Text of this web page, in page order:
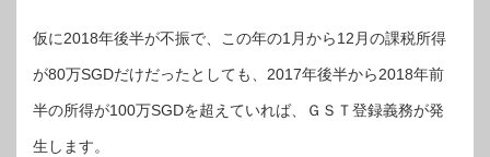
仮に2018年後半が不振で、この年の1月から12月の課税所得
が80万SGDだけだったとしても、2017年後半から2018年前
半の所得が100万SGDを超えていれば、ＧＳＴ登録義務が発
生します。